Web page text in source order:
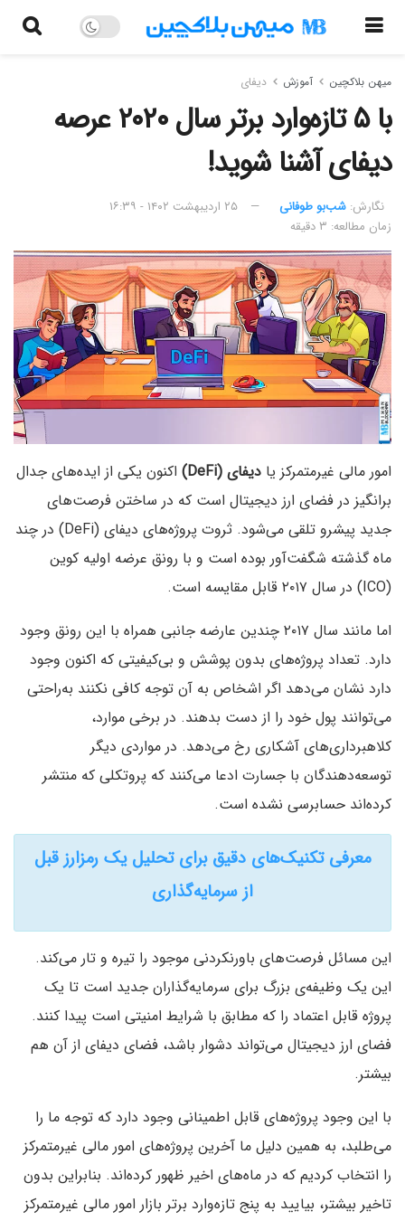
میهن بلاکچین آموزش دیفای
با ۵ تازه‌وارد برتر سال ۲۰۲۰ عرصه
دیفای آشنا شوید!
نگارش:‌ شب‌بو طوفانی
۲۵ اردیبهشت ۱۴۰۲ - ۱۶:۳۹
زمان مطالعه: ۳ دقیقه
امور مالی غیرمتمرکز یا دیفای (DeFi)
اکنون یکی از ایده‌های جدال
برانگیز در فضای ارز دیجیتال است که در ساختن فرصت‌های
جدید پیشرو تلقی می‌شود. ثروت پروژه‌های دیفای (DeFi) در چند
ماه گذشته شگفت‌آور بوده است و با رونق عرضه‌ اولیه کوین
(ICO) در سال ۲۰۱۷ قابل مقایسه است.
اما مانند سال ۲۰۱۷ چندین عارضه‌ جانبی همراه با این رونق وجود
دارد. تعداد پروژه‌های بدون پوشش و بی‌کیفیتی که اکنون وجود
دارد نشان می‌دهد اگر اشخاص به آن توجه کافی نکنند به‌راحتی
می‌توانند پول خود را از دست بدهند. در برخی موارد،
کلاهبرداری‌های آشکاری رخ می‌دهد. در مواردی دیگر
توسعه‌دهندگان با جسارت ادعا می‌کنند که پروتکلی که منتشر
کرده‌اند حسابرسی نشده است.
معرفی تکنیک‌های دقیق برای تحلیل یک رمزارز قبل
از سرمایه‌گذاری
این مسائل فرصت‌‌های باورنکردنی موجود را تیره و تار می‌کند.
این یک وظیفه‌ی بزرگ برای سرمایه‌گذاران جدید است تا یک
پروژه‌ قابل اعتماد را که مطابق با شرایط امنیتی است پیدا کنند.
فضای ارز دیجیتال می‌تواند دشوار باشد، فضای دیفای از آن هم
بیشتر.
با این وجود پروژه‌های قابل اطمینانی وجود دارد که توجه ما را
می‌طلبد، به همین دلیل ما آخرین پروژه‌های امور مالی غیرمتمرکز
را انتخاب کردیم که در ماه‌های اخیر ظهور کرده‌اند. بنابراین بدون
تاخیر بیشتر، بیایید به پنج تازه‌وارد برتر بازار امور مالی غیرمتمرکز